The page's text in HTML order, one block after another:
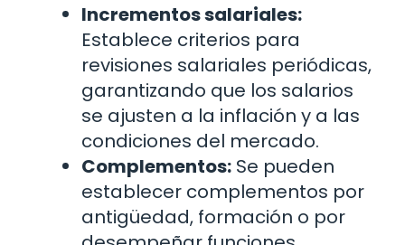
Incrementos salariales:
Establece criterios para
revisiones salariales periódicas,
garantizando que los salarios
se ajusten a la inflación y a las
condiciones del mercado.
Complementos: Se pueden
establecer complementos por
antigüedad, formación o por